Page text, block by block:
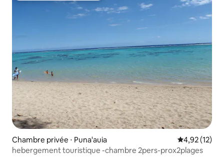
Chambre privée ⋅ Puna'auia Évaluation
4,92 (12)
hebergement touristique -chambre 2pers-prox2plages